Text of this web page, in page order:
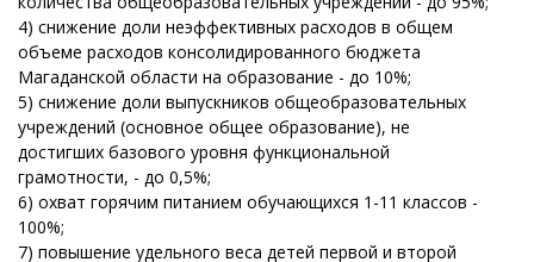
4) снижение доли неэффективных расходов в общем
объеме расходов консолидированного бюджета
Магаданской области на образование - до 10%;
5) снижение доли выпускников общеобразовательных
учреждений (основное общее образование), не
достигших базового уровня функциональной
грамотности, - до 0,5%;
6) охват горячим питанием обучающихся 1-11 классов -
100%;
7) повышение удельного веса детей первой и второй